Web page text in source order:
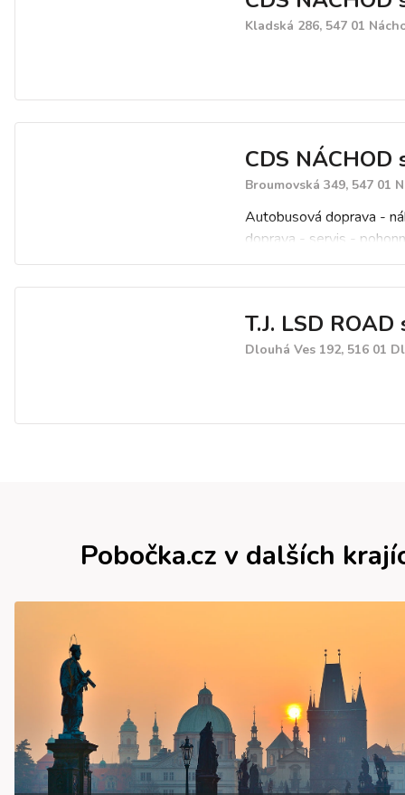
Kladská 286, 547 01
CDS NÁCHOD
Broumovská 349, 547 01
Autobusová doprava -
doprava - servis -
pneuservis
T.J. LSD ROAD
Dlouhá Ves 192, 516 01
Pobočka.cz v dalších